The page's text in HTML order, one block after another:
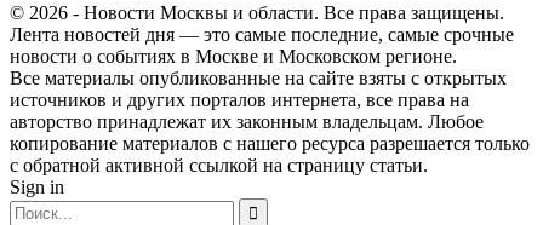
© 2026 - Новости Москвы и области. Все права защищены.
Лента новостей дня — это самые последние, самые срочные
новости о событиях в Москве и Московском регионе.
Все материалы опубликованные на сайте взяты с открытых
источников и других порталов интернета, все права на
авторство принадлежат их законным владельцам. Любое
копирование материалов с нашего ресурса разрешается только
с обратной активной ссылкой на страницу статьи.
Sign in